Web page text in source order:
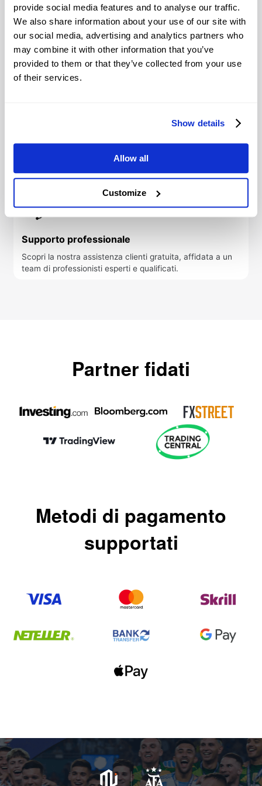
provide social media features and to analyse our traffic.
We also share information about your use of our site with
our social media, advertising and analytics partners who
may combine it with other information that you’ve
provided to them or that they’ve collected from your use
of their services.
Show details
Allow all
Customize
rendere la tua esperienza
ancora più efficace e
intuitiva.
trade è di 0,01 lotti.
I tuoi dati sono al sicuro,
conservati in conti
bancari separati e
Supporto professionale
Scopri la nostra assistenza clienti gratuita, affidata a un
team di professionisti esperti e qualificati.
Partner fidati
Metodi di pagamento
supportati